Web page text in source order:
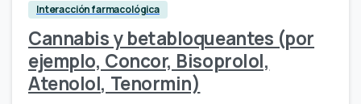
Interacción farmacológica
Cannabis y betabloqueantes (por
ejemplo, Concor, Bisoprolol,
Atenolol, Tenormin)